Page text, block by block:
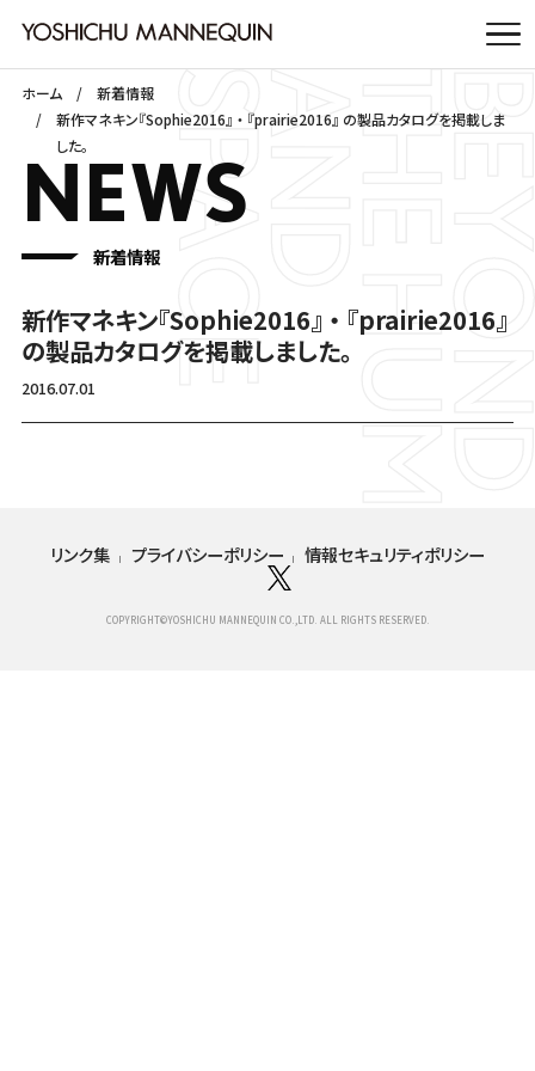
ホーム
新着情報
新作マネキン『Sophie2016』 ・ 『prairie2016』 の製品カタログを掲載しま
した。
NEWS
新着情報
新作マネキン『Sophie2016』 ・ 『prairie2016』
の製品カタログを掲載しました。
2016.07.01
リンク集 プライバシーポリシー 情報セキュリティポリシー
COPYRIGHT©YOSHICHU MANNEQUIN CO.,LTD. ALL RIGHTS RESERVED.